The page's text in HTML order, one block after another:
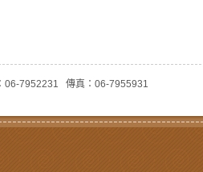
06-7952231 傳真：06-7955931